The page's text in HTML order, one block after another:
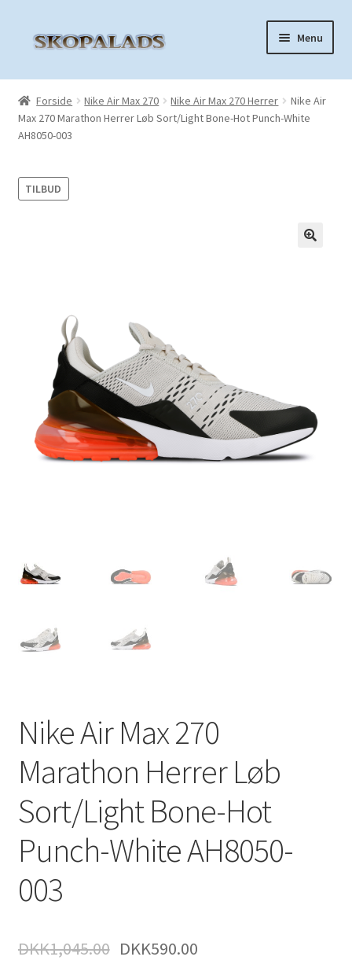
Menu
Forside
Nike Air Force 1
Nike Air Max 90
Forside Nike Air Max 270 Nike Air Max 270 Herrer
Nike Air
Max 270 Marathon Herrer Løb Sort/Light Bone-Hot Punch-White
AH8050-003
TILBUD
Nike Air Max 270
Marathon Herrer Løb
Sort/Light Bone-Hot
Punch-White AH8050-
003
DKK1,045.00 DKK590.00